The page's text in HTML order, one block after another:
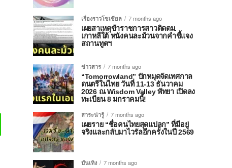
เรื่องราวโซเชียล
7 months ago
เผยสาเหตุข้าราชการสาวติดตม.
เกาหลีใต้ หนังคนละม้วนจากคำชี้แจง
สถานทูตฯ
ข่าวสาร
7 months ago
“Tomorrowland” ปักหมุดจัดเทศกาล
ดนตรีในไทย วันที่ 11-13 ธันวาคม
2026 ณ Wisdom Valley พัทยา เปิดลง
ทะเบียน 8 มกราคมนี้!
สาระน่ารู้
7 months ago
เผยราย “ชื่อคนไทยสุดแปลก” ที่มีอยู่
จริงและกลับมาไวรัลอีกครั้งในปี 2569
บันเทิง
7 months ago